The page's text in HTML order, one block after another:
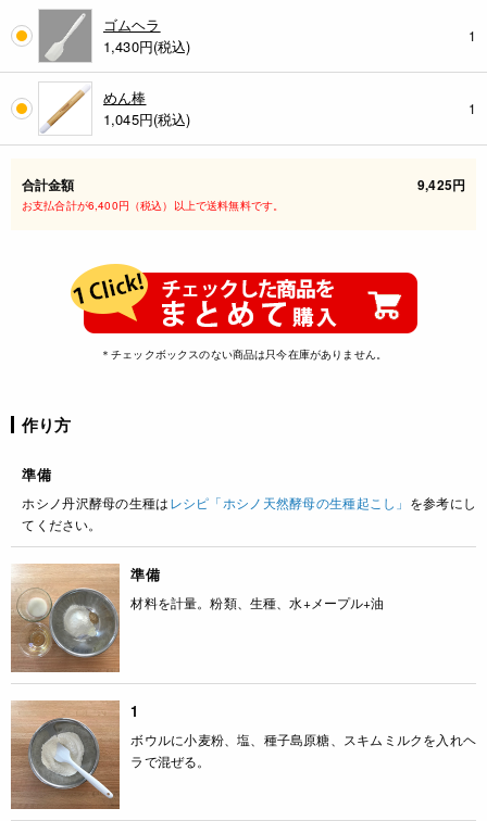
ゴムヘラ
1,430円(税込)
1
めん棒
1,045円(税込)
1
合計金額 9,425円
お支払合計が6,400円（税込）以上で送料無料です。
＊チェックボックスのない商品は只今在庫がありません。
作り方
準備
ホシノ丹沢酵母の生種はレシピ「ホシノ天然酵母の生種起こし」 を参考にし
てください。
準備
材料を計量。粉類、生種、水+メープル+油
1
ボウルに小麦粉、塩、種子島原糖、スキムミルクを入れヘ
ラで混ぜる。